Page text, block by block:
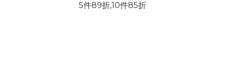
5件89折,10件85折